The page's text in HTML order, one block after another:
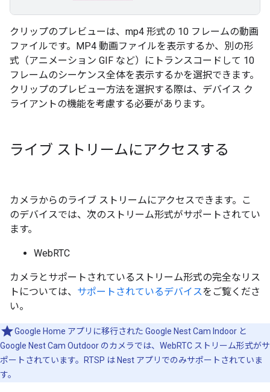
クリップのプレビューは、mp4 形式の 10 フレームの動画
ファイルです。MP4 動画ファイルを表示するか、別の形
式（アニメーション GIF など）にトランスコードして 10
フレームのシーケンス全体を表示するかを選択できます。
クリップのプレビュー方法を選択する際は、デバイス ク
ライアントの機能を考慮する必要があります。
ライブ ストリームにアクセスする
カメラからのライブ ストリームにアクセスできます。こ
のデバイスでは、次のストリーム形式がサポートされてい
ます。
WebRTC
カメラとサポートされているストリーム形式の完全なリス
トについては、 サポートされているデバイスをご覧くださ
い。
Google Home アプリに移行された Google Nest Cam Indoor と
Google Nest Cam Outdoor のカメラでは、WebRTC ストリーム形式がサ
ポートされています。RTSP は Nest アプリでのみサポートされていま
す。